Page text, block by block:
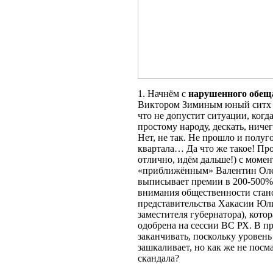
1. Начнём с нарушенного
Виктором Зиминым юный ситх
что не допустит ситуации,
простому народу, дескать,
Нет, не так. Не прошло и
квартала… Да что же такое!
отлично, идём дальше!) с
«приближённым» Валентин
выписывает премии в 200-
внимания общественности
представительства Хакасии
заместителя губернатора),
одобрена на сессии ВС РХ. В
заканчивать, поскольку
зашкаливает, но как же не
скандала?